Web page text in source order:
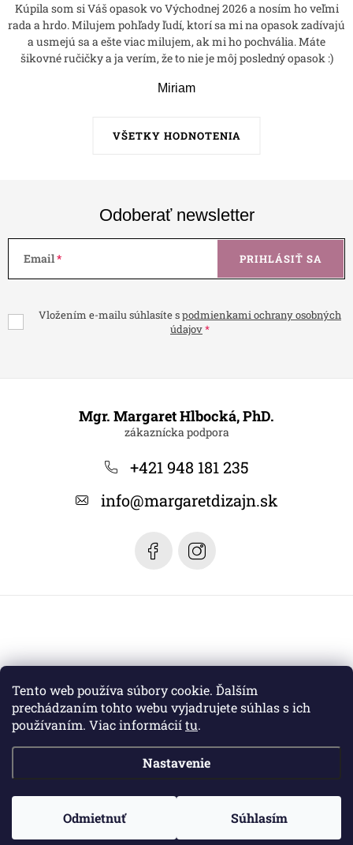
Tento web používa súbory cookie. Ďalším
prechádzaním tohto webu vyjadrujete súhlas s ich
používaním. Viac informáciítu.
Nastavenie
Odmietnuť Súhlasím
VŠETKY HODNOTENIA
Kúpila som si Váš opasok vo Východnej 2026 a nosím ho veľmi
rada a hrdo. Milujem pohľady ľudí, ktorí sa mi na opasok zadívajú
a usmejú sa a ešte viac milujem, ak mi ho pochvália. Máte
šikovné ručičky a ja verím, že to nie je môj posledný opasok :)
Miriam
Odoberať newsletter
Email
Vložením e-mailu súhlasíte spodmienkami ochrany osobných
údajov
PRIHLÁSIŤ SA
Mgr. Margaret Hlbocká, PhD.
+421 948 181 235
info@margaretdizajn.sk
Copyright 2026Margaret dizajn. Všetky práva vyhradené.